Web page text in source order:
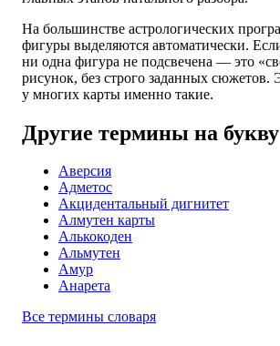
На большинстве астрологических
фигуры выделяются автоматически.
ни одна фигура не подсвечена — это
рисунок, без строго заданных сюжетов.
у многих карты именно такие.
Другие термины на
Аверсия
Адметос
Акцидентальный дигнитет
Алмутен карты
Алькокоден
Альмутен
Амур
Анарета
Все термины словаря